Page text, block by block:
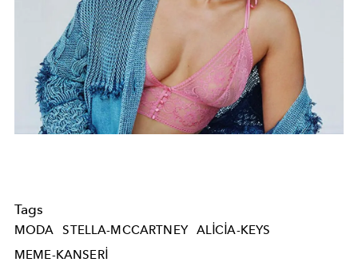
Tags
MODA STELLA-MCCARTNEY
ALICIA-KEYS
MEME-KANSERI